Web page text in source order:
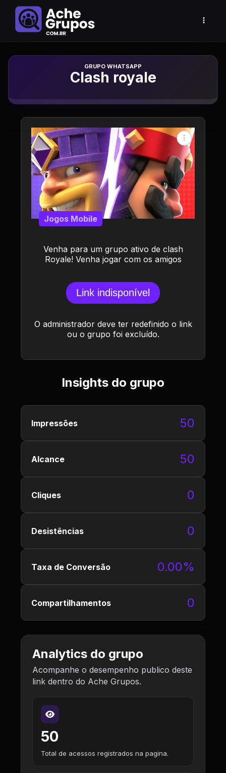
Grupo de Whatsapp
Clash royale
Venha para um grupo ativo de clash
Royale! Venha jogar com os amigos
Jogos Mobile
Link indisponível
O administrador deve ter redefinido o link
ou o grupo foi excluído.
Insights do grupo
Impressões 50
Alcance 50
Cliques 0
Desistências 0
Taxa de Conversão 0.00%
Compartilhamentos 0
Analytics do grupo
Acompanhe o desempenho publico deste
link dentro do Ache Grupos.
50
Total de acessos registrados na pagina.